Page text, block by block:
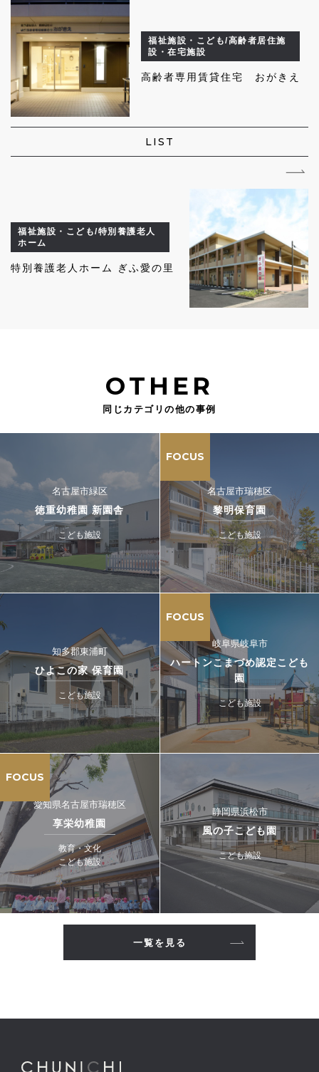
福祉施設・こども/高齢者居住施
設・在宅施設
高齢者専用賃貸住宅 おがきえ
LIST
福祉施設・こども/特別養護老人
ホーム
特別養護老人ホーム ぎふ愛の里
OTHER
同じカテゴリの他の事例
名古屋市緑区
徳重幼稚園 新園舎
こども施設
FOCUS
名古屋市瑞穂区
黎明保育園
こども施設
知多郡東浦町
ひよこの家 保育園
こども施設
FOCUS
岐阜県岐阜市
ハートンこまづめ認定こども
園
こども施設
FOCUS
愛知県名古屋市瑞穂区
享栄幼稚園
教育・文化
こども施設
静岡県浜松市
風の子こども園
こども施設
一覧を見る